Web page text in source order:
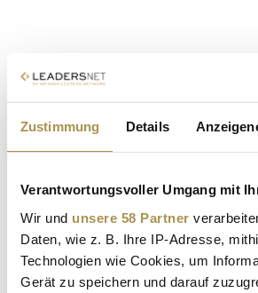
Zustimmung Details
Verantwortungsvoller Umgang mit
Wir und unsere 58 Partner
Daten, wie z. B. Ihre IP-Adresse,
Technologien wie Cookies, um
Gerät zu speichern und darauf